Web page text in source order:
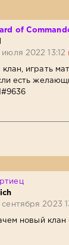
of
июля 2022 13:12
играть
есть
сентября 2023
новый клан